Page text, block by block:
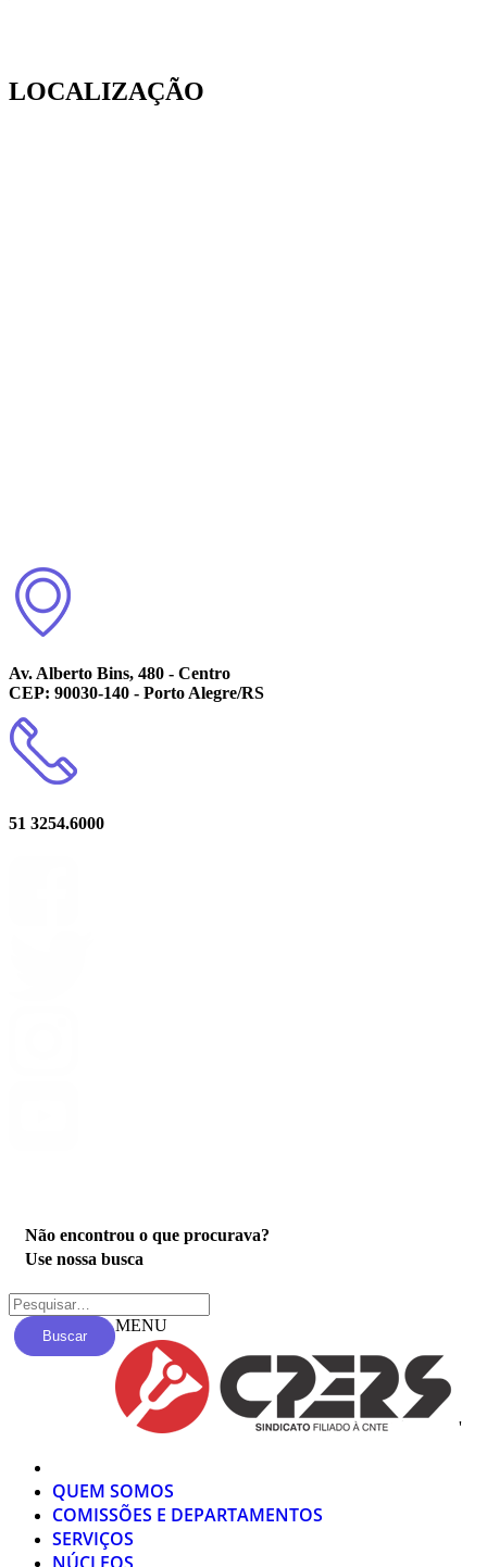
LOCALIZAÇÃO
Av. Alberto Bins, 480 - Centro
CEP: 90030-140 - Porto Alegre/RS
51 3254.6000
Não encontrou o que procurava?
Use nossa busca
Buscar
MENU
'
QUEM SOMOS
COMISSÕES E DEPARTAMENTOS
SERVIÇOS